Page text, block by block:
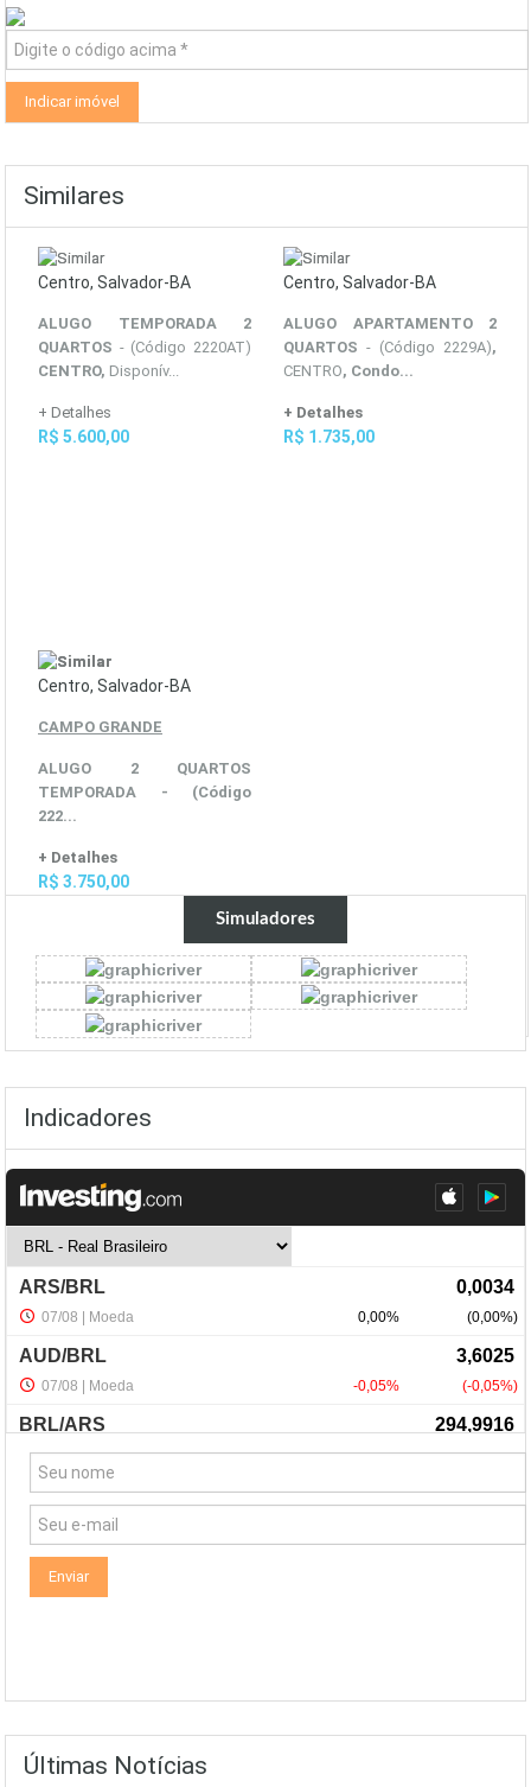
Similares
Centro, Salvador-BA
ALUGO TEMPORADA 2
QUARTOS - (Código 2220AT)
CENTRO, Disponív...
+ Detalhes
R$ 5.600,00
Centro, Salvador-BA
ALUGO APARTAMENTO 2
QUARTOS - (Código 2229A),
CENTRO, Condo...
+ Detalhes
R$ 1.735,00
Centro, Salvador-BA
CAMPO GRANDE
ALUGO 2 QUARTOS
TEMPORADA - (Código
222...
+ Detalhes
R$ 3.750,00
Simuladores
Indicadores
NewsLetter
Últimas Notícias